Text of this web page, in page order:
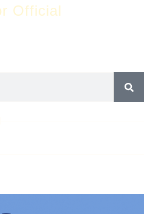
Official